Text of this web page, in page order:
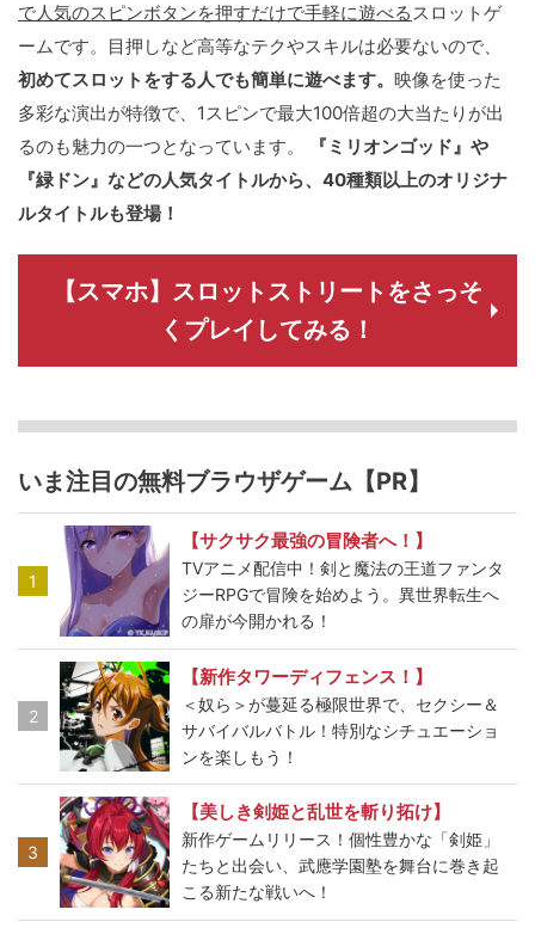
で人気のスピンボタンを押すだけで手軽に遊べるスロットゲ
ームです。目押しなど高等なテクやスキルは必要ないので、
初めてスロットをする人でも簡単に遊べます。 映像を使った
多彩な演出が特徴で、1スピンで最大100倍超の大当たりが出
るのも魅力の一つとなっています。
『ミリオンゴッド』や
『緑ドン』などの人気タイトルから、40種類以上のオリジナ
ルタイトルも登場！
【スマホ】スロットストリートをさっそ
くプレイしてみる！
いま注目の無料ブラウザゲーム【PR】
1
【サクサク最強の冒険者へ！】
TVアニメ配信中！剣と魔法の王道ファンタ
ジーRPGで冒険を始めよう。異世界転生へ
の扉が今開かれる！
2
【新作タワーディフェンス！】
＜奴ら＞が蔓延る極限世界で、セクシー＆
サバイバルバトル！特別なシチュエーショ
ンを楽しもう！
3
【美しき剣姫と乱世を斬り拓け】
新作ゲームリリース！個性豊かな「剣姫」
たちと出会い、武應学園塾を舞台に巻き起
こる新たな戦いへ！